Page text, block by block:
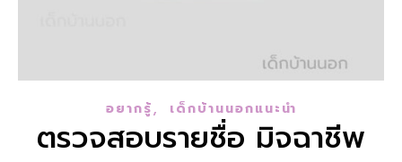
อยากรู้, เด็กบ้านนอกแนะนำ
ตรวจสอบรายชื่อ มิจฉาชีพ